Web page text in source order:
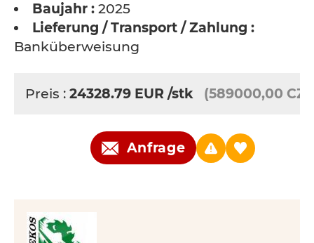
Baujahr : 2025
Lieferung / Transport / Zahlung :
Banküberweisung
Preis : 24328.79 EUR /stk (589000,00
Anfrage